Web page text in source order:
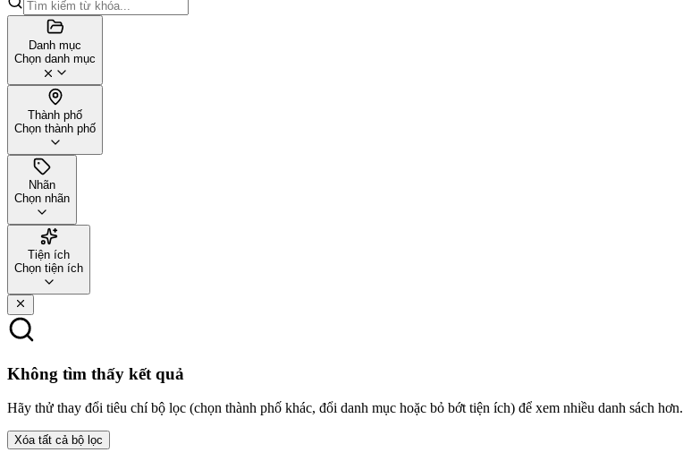
Danh mục
Chọn danh mục
Thành phố
Chọn thành phố
Nhãn
Chọn nhãn
Tiện ích
Chọn tiện ích
Không tìm thấy kết quả
Hãy thử thay đổi tiêu chí bộ lọc (chọn thành phố khác, đổi danh mục hoặc bỏ bớt tiện ích) để xem nhiều danh sách hơn.
Xóa tất cả bộ lọc